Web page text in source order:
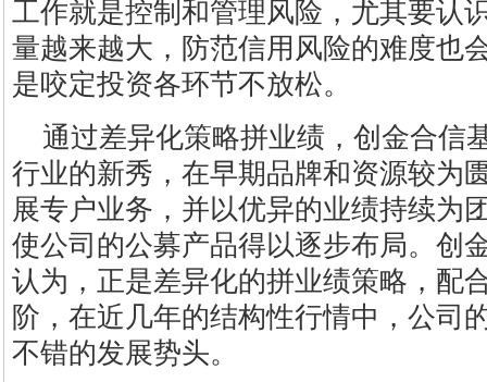
工作就是控制和管理风险，尤其要认
量越来越大，防范信用风险的难度也
是咬定投资各环节不放松。
通过差异化策略拼业绩，创金合信
行业的新秀，在早期品牌和资源较为
展专户业务，并以优异的业绩持续为
使公司的公募产品得以逐步布局。创
认为，正是差异化的拼业绩策略，配
阶，在近几年的结构性行情中，公司
不错的发展势头。